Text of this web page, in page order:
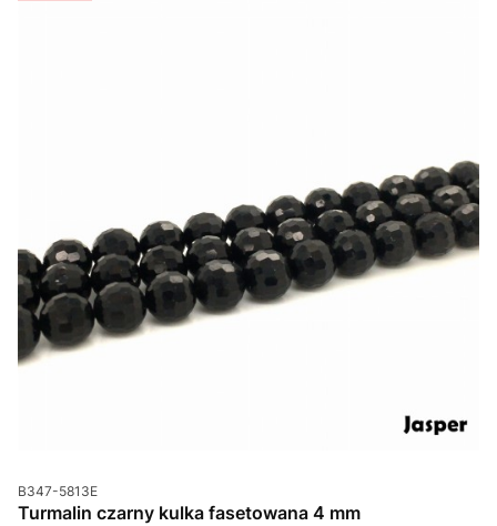
Kod produktu
B347-5813E
Turmalin czarny kulka fasetowana 4 mm